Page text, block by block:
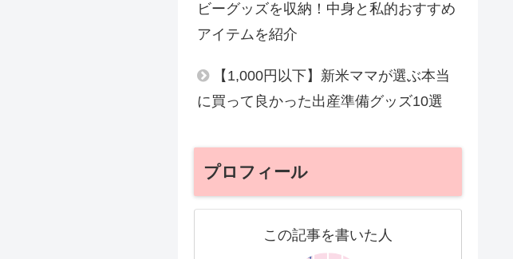
ビーグッズを収納！中身と私的おすすめ
アイテムを紹介
【1,000円以下】新米ママが選ぶ本当
に買って良かった出産準備グッズ10選
プロフィール
この記事を書いた人